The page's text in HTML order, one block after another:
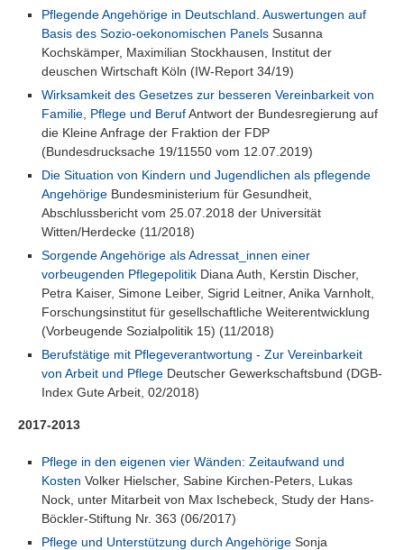
Pflegende Angehörige in Deutschland. Auswertungen auf
Basis des Sozio-oekonomischen PanelsSusanna
Kochskämper, Maximilian Stockhausen, Institut der
deuschen Wirtschaft Köln (IW-Report 34/19)
Wirksamkeit des Gesetzes zur besseren Vereinbarkeit von
Familie, Pflege und BerufAntwort der Bundesregierung auf
die Kleine Anfrage der Fraktion der FDP
(Bundesdrucksache 19/11550 vom 12.07.2019)
Die Situation von Kindern und Jugendlichen als pflegende
AngehörigeBundesministerium für Gesundheit,
Abschlussbericht vom 25.07.2018 der Universität
Witten/Herdecke (11/2018)
Sorgende Angehörige als Adressat_innen einer
vorbeugenden PflegepolitikDiana Auth, Kerstin Discher,
Petra Kaiser, Simone Leiber, Sigrid Leitner, Anika Varnholt,
Forschungsinstitut für gesellschaftliche Weiterentwicklung
(Vorbeugende Sozialpolitik 15) (11/2018)
Berufstätige mit Pflegeverantwortung - Zur Vereinbarkeit
von Arbeit und PflegeDeutscher Gewerkschaftsbund (DGB-
Index Gute Arbeit, 02/2018)
2017-2013
Pflege in den eigenen vier Wänden: Zeitaufwand und
Kosten Volker Hielscher, Sabine Kirchen-Peters, Lukas
Nock, unter Mitarbeit von Max Ischebeck, Study der Hans-
Böckler-Stiftung Nr. 363 (06/2017)
Pflege und Unterstützung durch AngehörigeSonja